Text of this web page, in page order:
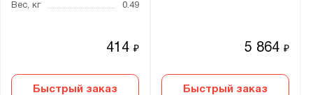
Вес, кг
0.49
414₽
Быстрый заказ
5 864₽
Быстрый заказ